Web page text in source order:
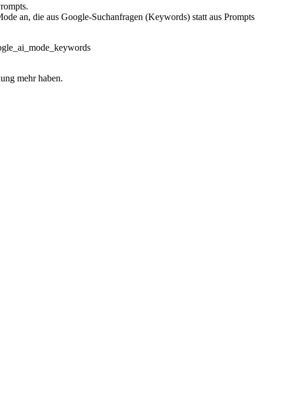
an, die aus Google-Suchanfragen (Keywords) statt aus Prompts
mehr haben.